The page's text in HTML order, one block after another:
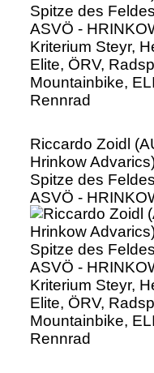
Mountainbike,
Rennrad
Riccardo Zoidl
Hrinkow
Spitze des
ASVÖ -
Kriterium Steyr,
Elite, ÖRV,
Mountainbike,
Rennrad